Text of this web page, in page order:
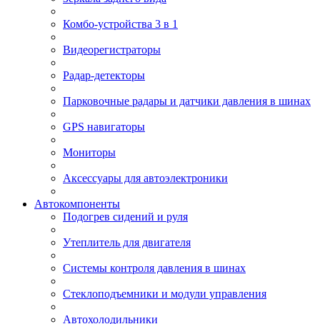
Комбо-устройства 3 в 1
Видеорегистраторы
Радар-детекторы
Парковочные радары и датчики давления в шинах
GPS навигаторы
Мониторы
Аксессуары для автоэлектроники
Автокомпоненты
Подогрев сидений и руля
Утеплитель для двигателя
Системы контроля давления в шинах
Стеклоподъемники и модули управления
Автохолодильники